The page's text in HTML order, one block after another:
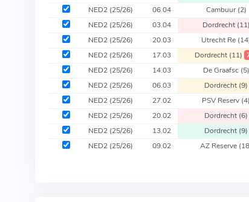
NED2 (25/26) 06.04 Cambuur(2)
NED2 (25/26) 03.04 Dordrecht (11)
NED2 (25/26) 20.03 Utrecht Re
NED2 (25/26) 17.03 Dordrecht (11)
NED2 (25/26) 14.03 De Graafsc (5)
NED2 (25/26) 06.03 Dordrecht (9)
NED2 (25/26) 27.02 PSV Reserv (4)
NED2 (25/26) 20.02 Dordrecht (6)
NED2 (25/26) 13.02 Dordrecht (9)
NED2 (25/26) 09.02 AZ Reserve